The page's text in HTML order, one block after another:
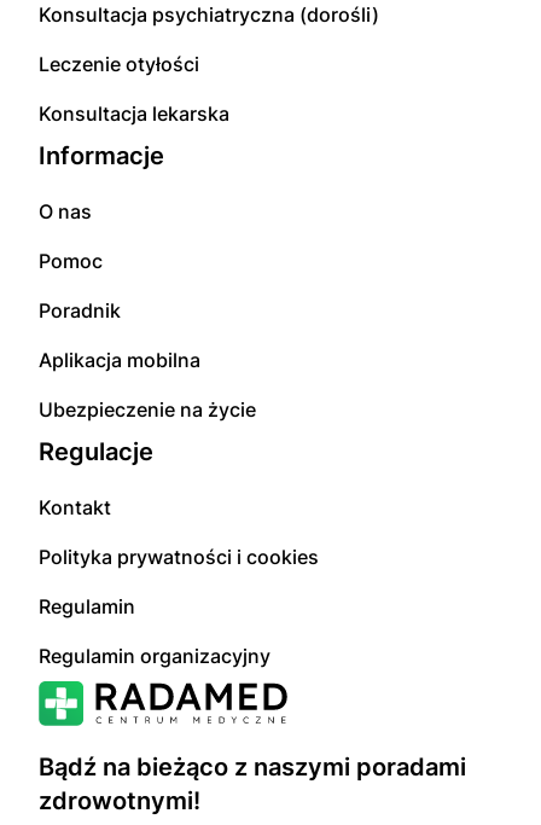
Bądź na bieżąco z naszymi poradami
zdrowotnymi!
Konsultacja psychiatryczna (dorośli)
Leczenie otyłości
Konsultacja lekarska
Informacje
O nas
Pomoc
Poradnik
Aplikacja mobilna
Ubezpieczenie na życie
Regulacje
Kontakt
Polityka prywatności i cookies
Regulamin
Regulamin organizacyjny